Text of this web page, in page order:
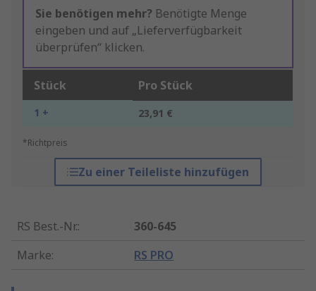
Sie benötigen mehr? Benötigte Menge
eingeben und auf „Lieferverfügbarkeit
überprüfen“ klicken.
Stück Pro Stück
1 + 23,91 €
*Richtpreis
Zu einer Teileliste hinzufügen
RS Best.-Nr.:
360-645
Marke: RS PRO